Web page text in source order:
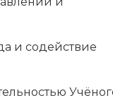
и содействие